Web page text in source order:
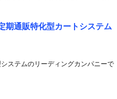
期通販特化型カートシステム
ステムのリーディングカンパニーで